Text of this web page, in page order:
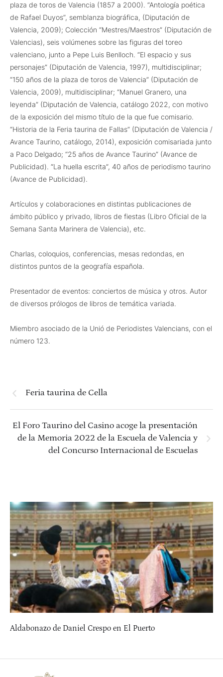
plaza de toros de Valencia (1857 a 2000). “Antología poética
de Rafael Duyos”, semblanza biográfica, (Diputación de
Valencia, 2009); Colección “Mestres/Maestros” (Diputación de
Valencias), seis volúmenes sobre las figuras del toreo
valenciano, junto a Pepe Luis Benlloch. “El espacio y sus
personajes” (Diputación de Valencia, 1997), multidisciplinar;
“150 años de la plaza de toros de Valencia” (Diputación de
Valencia, 2009), multidisciplinar; “Manuel Granero, una
leyenda” (Diputación de Valencia, catálogo 2022, con motivo
de la exposición del mismo título de la que fue comisario.
“Historia de la Feria taurina de Fallas” (Diputación de Valencia /
Avance Taurino, catálogo, 2014), exposición comisariada junto
a Paco Delgado; “25 años de Avance Taurino” (Avance de
Publicidad). “La huella escrita”, 40 años de periodismo taurino
(Avance de Publicidad).
Artículos y colaboraciones en distintas publicaciones de
ámbito público y privado, libros de fiestas (Libro Oficial de la
Semana Santa Marinera de Valencia), etc.
Charlas, coloquios, conferencias, mesas redondas, en
distintos puntos de la geografía española.
Presentador de eventos: conciertos de música y otros. Autor
de diversos prólogos de libros de temática variada.
Miembro asociado de la Unió de Periodistes Valencians, con el
número 123.
Feria taurina de Cella
El Foro Taurino del Casino acoge la presentación
de la Memoria 2022 de la Escuela de Valencia y
del Concurso Internacional de Escuelas
Aldabonazo de Daniel Crespo en El Puerto